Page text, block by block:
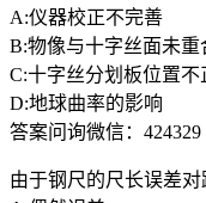
A:仪器校正不完善
B:物像与十字丝面未重
C:十字丝分划板位置不
D:地球曲率的影响
答案问询微信：424329
由于钢尺的尺长误差对